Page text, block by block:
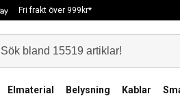
Fri frakt över 999kr*
Elmaterial Belysning Kablar